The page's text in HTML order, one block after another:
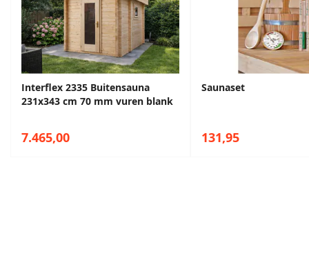
Interflex 2335 Buitensauna
231x343 cm 70 mm vuren blank
7.465,00
Saunaset
131,95